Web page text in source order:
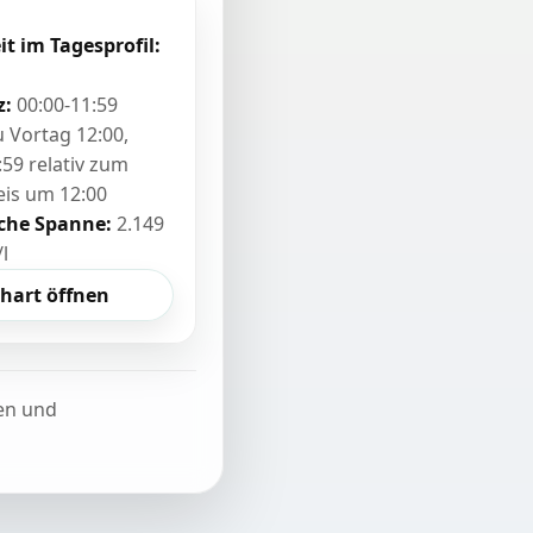
im Tagesprofil:
00:00-11:59
Vortag 12:00,
relativ zum
um 12:00
Spanne: 2.149
öffnen
und